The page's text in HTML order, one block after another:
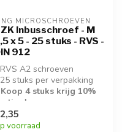
MICROSCHROEVEN
Inbusschroef - M
x 5 - 25 stuks - RVS -
912
A2 schroeven
stuks per verpakking
Koop 4 stuks krijg 10%
voorraad